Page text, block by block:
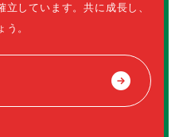
しています。共に成長し、
。